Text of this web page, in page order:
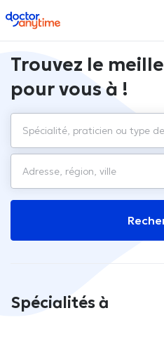
doctoranytime
Trouvez le
pour vous à !
Spécialités à